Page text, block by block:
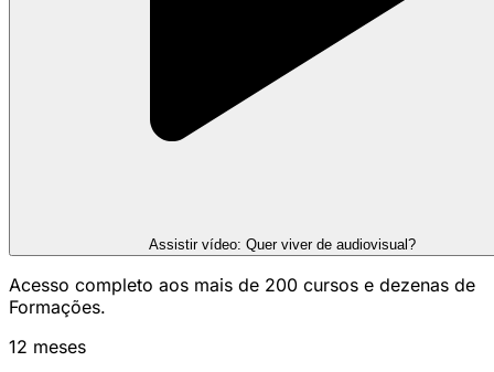
Assistir vídeo: Quer viver de audiovisual?
Acesso completo aos mais de 200 cursos e dezenas de
Formações.
12 meses